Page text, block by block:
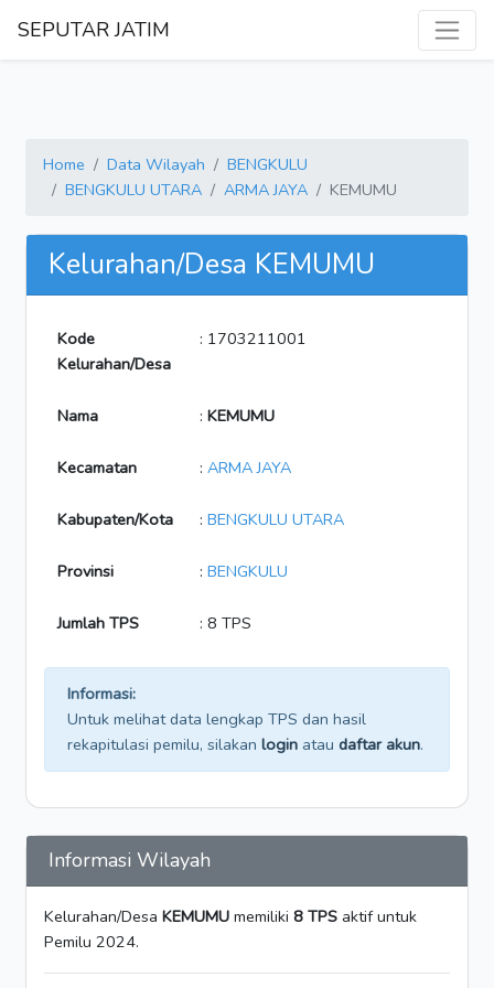
SEPUTAR JATIM
Home Data Wilayah
BENGKULU
BENGKULU UTARA
ARMA JAYA KEMUMU
Kelurahan/Desa KEMUMU
Kode
Kelurahan/Desa
: 1703211001
Nama : KEMUMU
Kecamatan : ARMA JAYA
Kabupaten/Kota : BENGKULU UTARA
Provinsi : BENGKULU
Jumlah TPS : 8 TPS
Informasi:
Untuk melihat data lengkap TPS dan hasil
rekapitulasi pemilu, silakan login atau daftar akun.
Informasi Wilayah
Kelurahan/Desa KEMUMU memiliki 8 TPS aktif untuk
Pemilu 2024.